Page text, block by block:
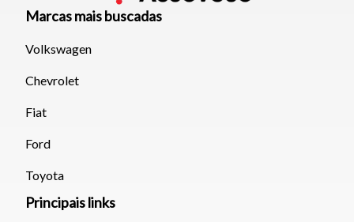
Marcas mais buscadas
Volkswagen
Chevrolet
Fiat
Ford
Toyota
Principais links